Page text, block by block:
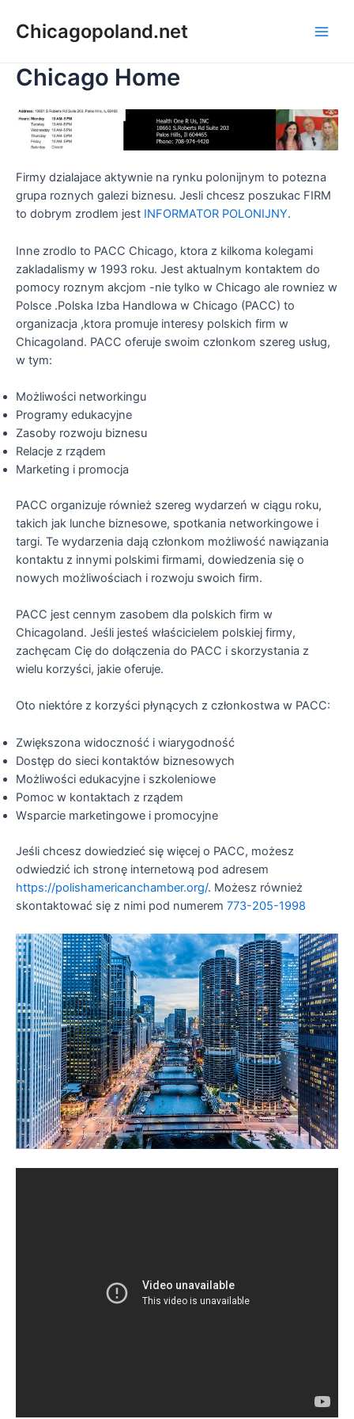
Chicagopoland.net
Chicago Home
Firmy dzialajace aktywnie na rynku polonijnym to potezna
grupa roznych galezi biznesu. Jesli chcesz poszukac FIRM
to dobrym zrodlem jest INFORMATOR POLONIJNY.
Inne zrodlo to PACC Chicago, ktora z kilkoma kolegami
zakladalismy w 1993 roku. Jest aktualnym kontaktem do
pomocy roznym akcjom -nie tylko w Chicago ale rowniez w
Polsce .Polska Izba Handlowa w Chicago (PACC) to
organizacja ,ktora promuje interesy polskich firm w
Chicagoland. PACC oferuje swoim członkom szereg usług,
w tym:
Możliwości networkingu
Programy edukacyjne
Zasoby rozwoju biznesu
Relacje z rządem
Marketing i promocja
PACC organizuje również szereg wydarzeń w ciągu roku,
takich jak lunche biznesowe, spotkania networkingowe i
targi. Te wydarzenia dają członkom możliwość nawiązania
kontaktu z innymi polskimi firmami, dowiedzenia się o
nowych możliwościach i rozwoju swoich firm.
PACC jest cennym zasobem dla polskich firm w
Chicagoland. Jeśli jesteś właścicielem polskiej firmy,
zachęcam Cię do dołączenia do PACC i skorzystania z
wielu korzyści, jakie oferuje.
Oto niektóre z korzyści płynących z członkostwa w PACC:
Zwiększona widoczność i wiarygodność
Dostęp do sieci kontaktów biznesowych
Możliwości edukacyjne i szkoleniowe
Pomoc w kontaktach z rządem
Wsparcie marketingowe i promocyjne
Jeśli chcesz dowiedzieć się więcej o PACC, możesz
odwiedzić ich stronę internetową pod adresem
https://polishamericanchamber.org/. Możesz również
skontaktować się z nimi pod numerem 773-205-1998